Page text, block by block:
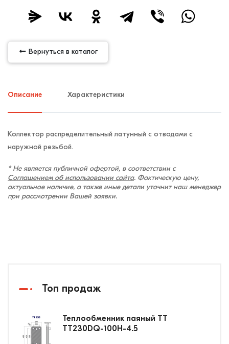
Вернуться в каталог
Описание Характеристики
Коллектор распределительный латунный с отводами с
наружной резьбой.
* Не является публичной офертой, в соответствии с
Соглашением об использовании сайта. Фактическую цену,
актуальное наличие, а также иные детали уточнит наш менеджер
при рассмотрении Вашей заявки.
Топ продаж
Теплообменник паяный ТТ
ТТ230DQ-100Н-4.5